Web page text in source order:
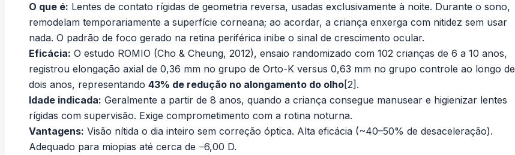
O que é: Lentes de contato rígidas de geometria reversa, usadas exclusivamente à noite. Durante o sono,
remodelam temporariamente a superfície corneana; ao acordar, a criança enxerga com nitidez sem usar
nada. O padrão de foco gerado na retina periférica inibe o sinal de crescimento ocular.
Eficácia: O estudo ROMIO (Cho & Cheung, 2012), ensaio randomizado com 102 crianças de 6 a 10 anos,
registrou elongação axial de 0,36 mm no grupo de Orto-K versus 0,63 mm no grupo controle ao longo de
dois anos, representando 43% de redução no alongamento do olho[2] .
Idade indicada: Geralmente a partir de 8 anos, quando a criança consegue manusear e higienizar lentes
rígidas com supervisão. Exige comprometimento com a rotina noturna.
Vantagens: Visão nítida o dia inteiro sem correção óptica. Alta eficácia (~40–50% de desaceleração).
Adequado para miopias até cerca de −6,00 D.